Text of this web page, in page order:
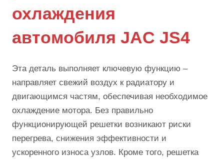
охлаждения
автомобиля JAC JS4
Эта деталь выполняет ключевую функцию –
направляет свежий воздух к радиатору и
двигающимся частям, обеспечивая необходимое
охлаждение мотора. Без правильно
функционирующей решетки возникают риски
перегрева, снижения эффективности и
ускоренного износа узлов. Кроме того, решетка